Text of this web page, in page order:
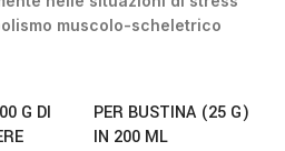
muscolo-scheletrico
G DI
PER BUSTINA (25 G)
IN 200 ML